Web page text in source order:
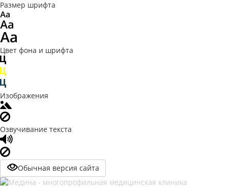
Размер шрифта
Цвет фона и шрифта
Изображения
Озвучивание текста
Обычная версия сайта